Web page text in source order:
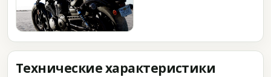
Технические характеристики